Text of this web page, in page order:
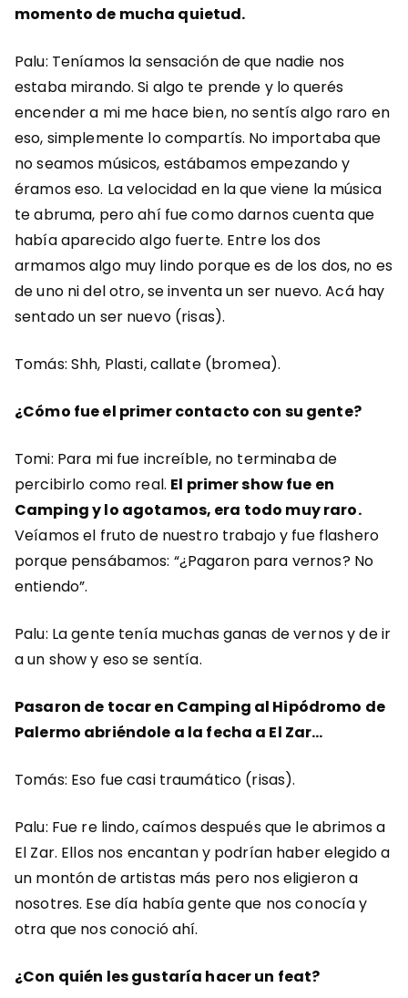
momento de mucha quietud.
Palu: Teníamos la sensación de que nadie nos
estaba mirando. Si algo te prende y lo querés
encender a mi me hace bien, no sentís algo raro en
eso, simplemente lo compartís. No importaba que
no seamos músicos, estábamos empezando y
éramos eso. La velocidad en la que viene la música
te abruma, pero ahí fue como darnos cuenta que
había aparecido algo fuerte. Entre los dos
armamos algo muy lindo porque es de los dos, no es
de uno ni del otro, se inventa un ser nuevo. Acá hay
sentado un ser nuevo (risas).
Tomás: Shh, Plasti, callate (bromea).
¿Cómo fue el primer contacto con su gente?
Tomi: Para mi fue increíble, no terminaba de
percibirlo como real. El primer show fue en
Camping y lo agotamos, era todo muy raro.
Veíamos el fruto de nuestro trabajo y fue flashero
porque pensábamos: “¿Pagaron para vernos? No
entiendo”.
Palu: La gente tenía muchas ganas de vernos y de ir
a un show y eso se sentía.
Pasaron de tocar en Camping al Hipódromo de
Palermo abriéndole a la fecha a El Zar…
Tomás: Eso fue casi traumático (risas).
Palu: Fue re lindo, caímos después que le abrimos a
El Zar. Ellos nos encantan y podrían haber elegido a
un montón de artistas más pero nos eligieron a
nosotres. Ese día había gente que nos conocía y
otra que nos conoció ahí.
¿Con quién les gustaría hacer un feat?